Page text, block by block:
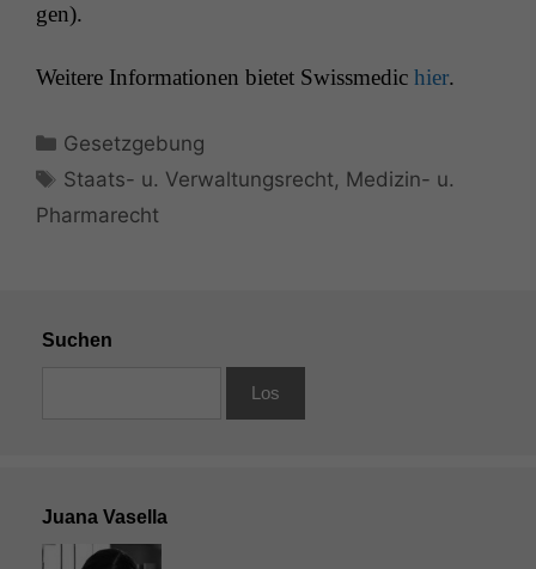
gen).
Weit­ere Infor­ma­tio­nen bietet Swissmedic hier.
Kategorien
Gesetzgebung
Schlagwörter
Staats- u. Verwaltungsrecht, Medizin- u.
Pharmarecht
Suchen
Juana Vasella